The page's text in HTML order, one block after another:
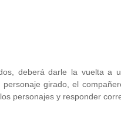
deberá darle la vuelta a
girado, el
personajes y responder